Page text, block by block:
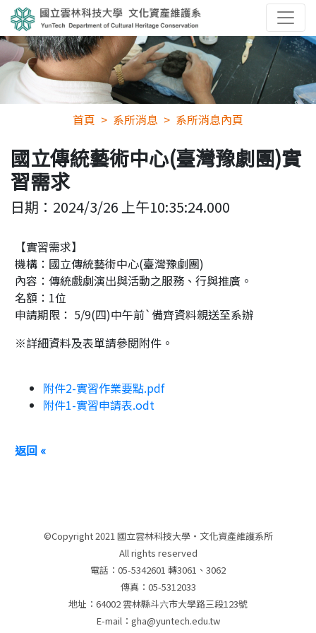
首頁 系所消息 系所消息內頁
國立傳統藝術中心(臺灣豫劇團)實
習需求
日期： 2024/3/26 上午10:35:24.000
【實習需求】
機構：國立傳統藝術中心(臺灣豫劇團)
內容：傳統戲劇演出與活動之服務、行與推廣。
名額：1位
申請期限： 5/9(四)中午前`備齊資料親送至系辦
※詳細資料及表單請參閱附件。
附件2-實習作業要點.pdf
附件1-實習申請表.odt
返回 «
©Copyright 2021 國立雲林科技大學‧文化資產維護系所
All rights reserved
電話：05-5342601 轉3061、3062
傳真：05-5312033
地址：64002 雲林縣斗六市大學路三段123號
E-mail：gha@yuntech.edu.tw